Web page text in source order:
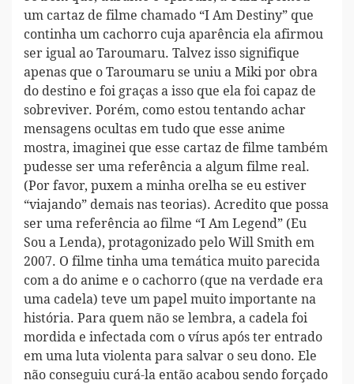
um cartaz de filme chamado “I Am Destiny” que
continha um cachorro cuja aparência ela afirmou
ser igual ao Taroumaru. Talvez isso signifique
apenas que o Taroumaru se uniu a Miki por obra
do destino e foi graças a isso que ela foi capaz de
sobreviver. Porém, como estou tentando achar
mensagens ocultas em tudo que esse anime
mostra, imaginei que esse cartaz de filme também
pudesse ser uma referência a algum filme real.
(Por favor, puxem a minha orelha se eu estiver
“viajando” demais nas teorias). Acredito que possa
ser uma referência ao filme “I Am Legend” (Eu
Sou a Lenda), protagonizado pelo Will Smith em
2007. O filme tinha uma temática muito parecida
com a do anime e o cachorro (que na verdade era
uma cadela) teve um papel muito importante na
história. Para quem não se lembra, a cadela foi
mordida e infectada com o vírus após ter entrado
em uma luta violenta para salvar o seu dono. Ele
não conseguiu curá-la então acabou sendo forçado